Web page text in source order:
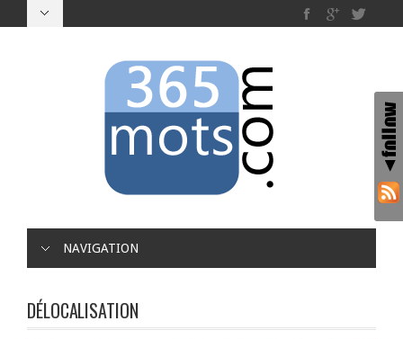
NAVIGATION
DÉLOCALISATION